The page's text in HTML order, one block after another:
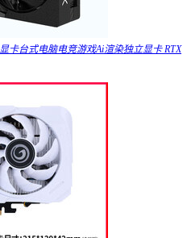
卡台式电脑电竞游戏Ai渲染独立显卡 RTX